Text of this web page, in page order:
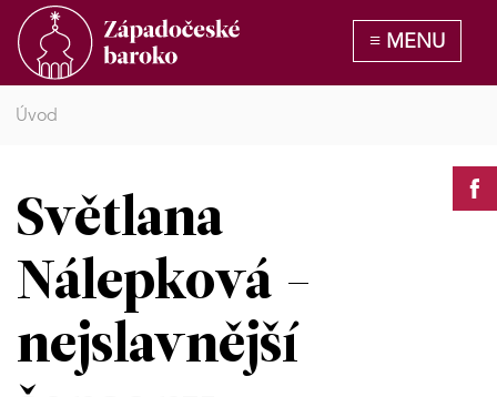
Úvod
Světlana
Nálepková -
nejslavnější